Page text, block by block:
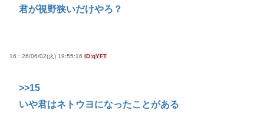
君が視野狭いだけやろ？
16 : 26/06/02(火) 19:55:16 ID:qYFT
>>15
いや君はネトウヨになったことがある